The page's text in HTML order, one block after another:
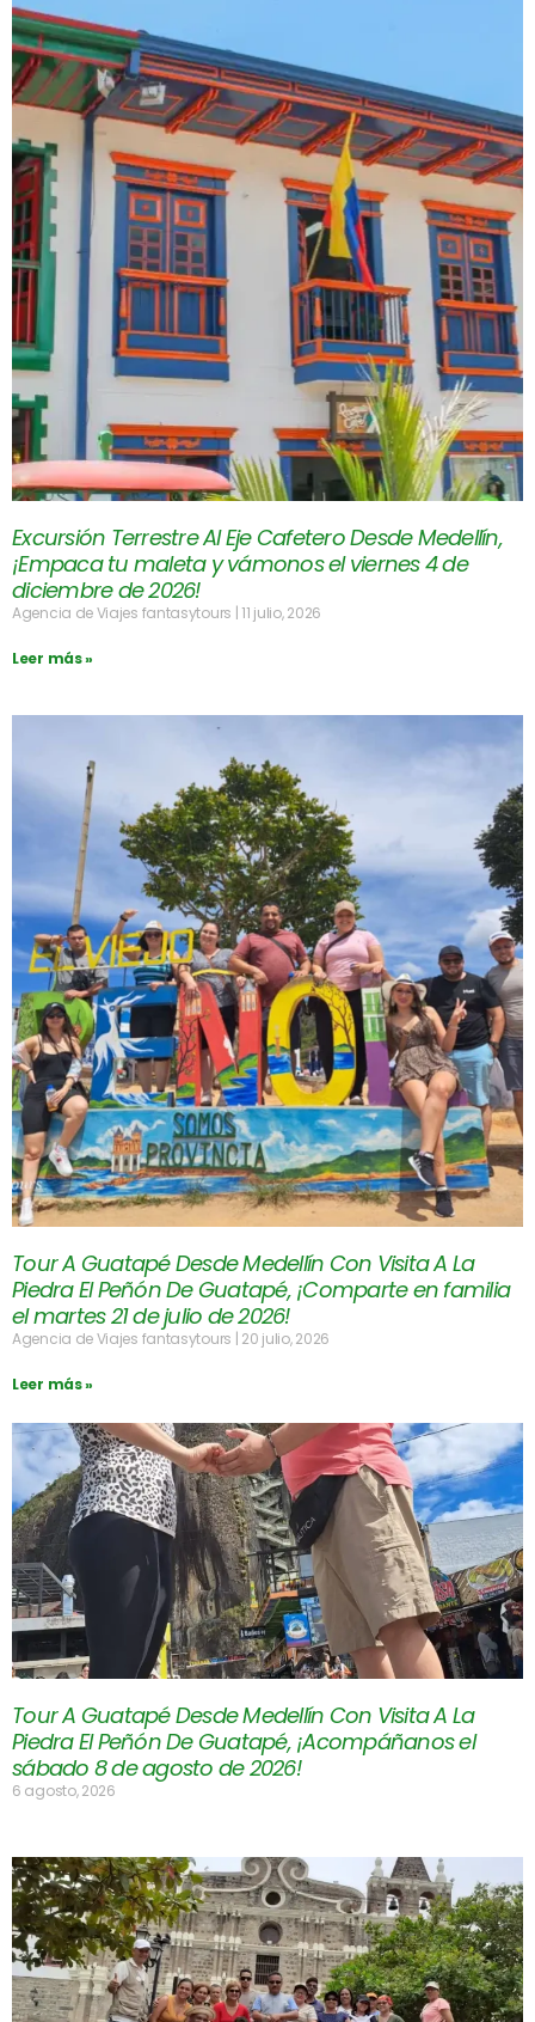
Excursión Terrestre Al Eje Cafetero Desde Medellín,
¡Empaca tu maleta y vámonos el viernes 4 de
diciembre de 2026!
Agencia de Viajes fantasytours 11 julio, 2026
Leer más »
Tour A Guatapé Desde Medellín Con Visita A La
Piedra El Peñón De Guatapé, ¡Comparte en familia
el martes 21 de julio de 2026!
Agencia de Viajes fantasytours 20 julio, 2026
Leer más »
Tour A Guatapé Desde Medellín Con Visita A La
Piedra El Peñón De Guatapé, ¡Acompáñanos el
sábado 8 de agosto de 2026!
6 agosto, 2026